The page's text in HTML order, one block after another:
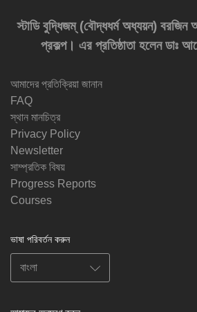
স্টাডি বুদ্ধিজম্‌ (বৌদ্ধধর্ম অধ্যয়ন)
প্রকল্প। এর প্রতিষ্ঠাতা হলেন ডাঃ
আমাদের প্রতিক্রিয়া জানান
FAQ
স্থান মানচিত্র
Privacy Policy
Newsletter
সাম্প্রতিক বিষয়
Progress Reports
Courses
ভাষা পরিবর্তন করুন